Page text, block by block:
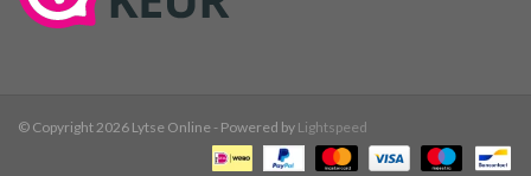
© Copyright 2026 Lytse Online - Powered by Lightspeed